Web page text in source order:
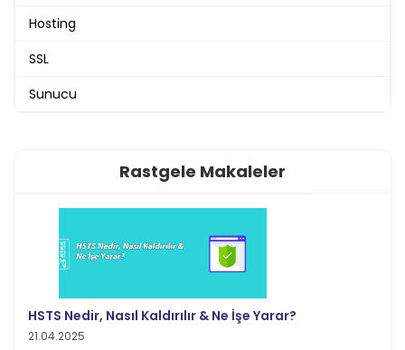
Hosting
SSL
Sunucu
Rastgele Makaleler
HSTS Nedir, Nasıl Kaldırılır & Ne İşe Yarar?
21.04.2025